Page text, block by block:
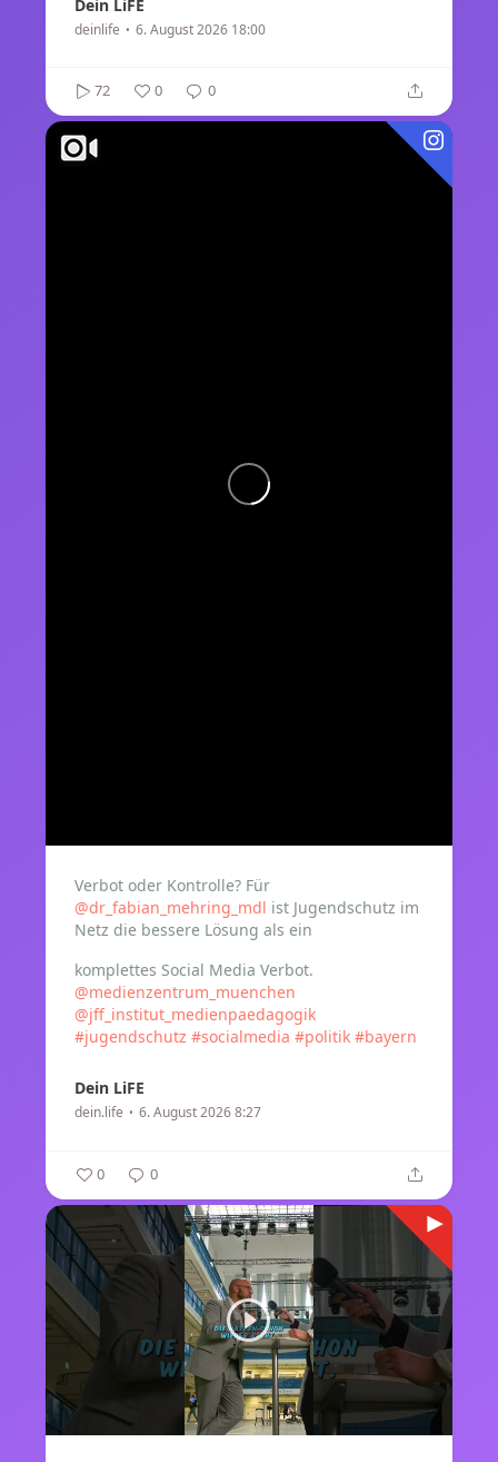
Dein LiFE
deinlife 6. August 2026 18:00
72 0 0
Verbot oder Kontrolle? Für
@dr_fabian_mehring_mdl ist Jugendschutz im
Netz die bessere Lösung als ein
komplettes Social Media Verbot.
@medienzentrum_muenchen
@jff_institut_medienpaedagogik
#jugendschutz #socialmedia #politik #bayern
Dein LiFE
dein.life 6. August 2026 8:27
0 0